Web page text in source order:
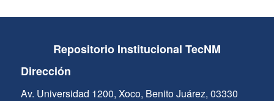
Repositorio Institucional TecNM
Dirección
Av. Universidad 1200, Xoco, Benito Juárez, 03330